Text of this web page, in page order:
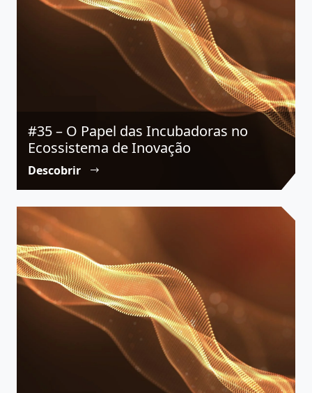
#35 – O Papel das Incubadoras no
Ecossistema de Inovação
Descobrir